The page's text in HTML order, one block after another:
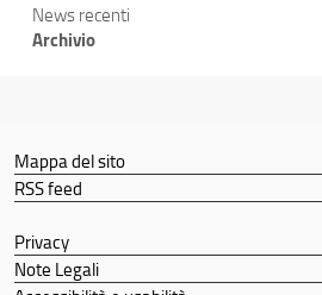
News recenti
Archivio
Mappa del sito
RSS feed
Privacy
Note Legali